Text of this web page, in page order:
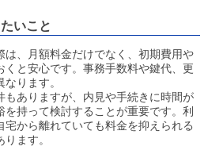
いこと
は、月額料金だけでなく、初期費用や
と安心です。事務手数料や鍵代、更
ります。
もありますが、内見や手続きに時間が
持って検討することが重要です。利
宅から離れていても料金を抑えられる
ます。